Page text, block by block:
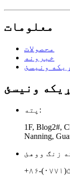
معلومات
محصولات
خبرونه
ونیسئ
ونیسئ
پته:
1F, Blog2#,
Nanning,